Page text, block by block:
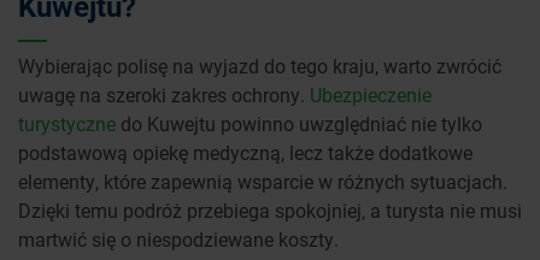
Wybierając polisę na wyjazd do tego kraju, warto zwrócić
uwagę na szeroki zakres ochrony. Ubezpieczenie
turystyczne do Kuwejtu powinno uwzględniać nie tylko
podstawową opiekę medyczną, lecz także dodatkowe
elementy, które zapewnią wsparcie w różnych sytuacjach.
Dzięki temu podróż przebiega spokojniej, a turysta nie musi
martwić się o niespodziewane koszty.